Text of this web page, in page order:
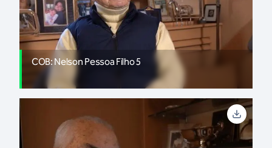
COB: Nelson Pessoa Filho 5